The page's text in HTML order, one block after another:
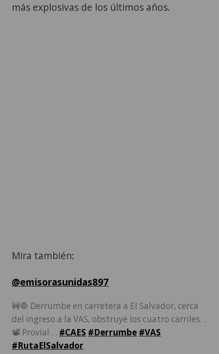
más explosivas de los últimos años.
Mira también:
@emisorasunidas897
🚧🛑 Derrumbe en carretera a El Salvador, cerca
del ingreso a la VAS, obstruye los cuatro carriles. .
📽️ Provial . . #CAES #Derrumbe #VAS
#RutaElSalvador